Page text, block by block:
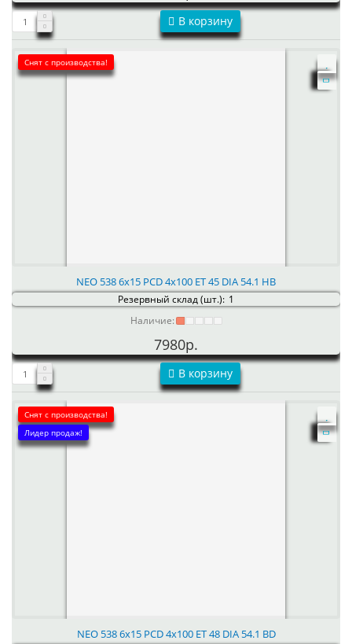
В корзину
Снят с производства!
NEO 538 6x15 PCD 4x100 ET 45 DIA 54.1 HB
Резервный склад (шт.): 1
Наличие:
7980р.
В корзину
Снят с производства!
Лидер продаж!
NEO 538 6x15 PCD 4x100 ET 48 DIA 54.1 BD